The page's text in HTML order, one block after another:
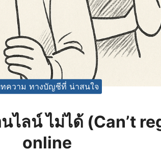
ความ ทางบัญชีที่ น่าสนใจ
ไลน์ ไม่ได้ (Can’t
online